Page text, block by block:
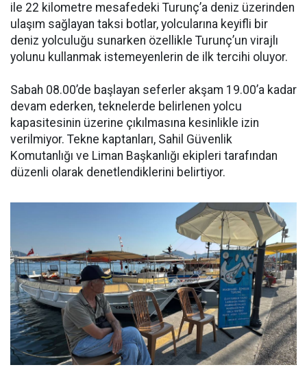
ile 22 kilometre mesafedeki Turunç’a deniz üzerinden
ulaşım sağlayan taksi botlar, yolcularına keyifli bir
deniz yolculuğu sunarken özellikle Turunç’un virajlı
yolunu kullanmak istemeyenlerin de ilk tercihi oluyor.
Sabah 08.00’de başlayan seferler akşam 19.00’a kadar
devam ederken, teknelerde belirlenen yolcu
kapasitesinin üzerine çıkılmasına kesinlikle izin
verilmiyor. Tekne kaptanları, Sahil Güvenlik
Komutanlığı ve Liman Başkanlığı ekipleri tarafından
düzenli olarak denetlendiklerini belirtiyor.